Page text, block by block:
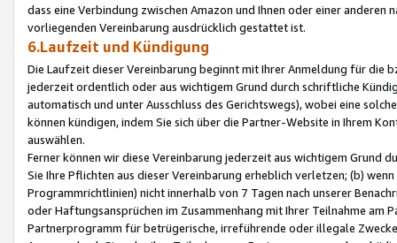
dass eine Verbindung zwischen Amazon und Ihnen oder einer
vorliegenden Vereinbarung ausdrücklich gestattet ist.
6.Laufzeit und Kündigung
Die Laufzeit dieser Vereinbarung beginnt mit Ihrer Anmeldung für die
jederzeit ordentlich oder aus wichtigem Grund durch schriftliche
automatisch und unter Ausschluss des Gerichtswegs), wobei eine
können kündigen, indem Sie sich über die Partner-Website in Ihrem
auswählen.
Ferner können wir diese Vereinbarung jederzeit aus wichtigem Grund
Sie Ihre Pflichten aus dieser Vereinbarung erheblich verletzen; (b)
Programmrichtlinien) nicht innerhalb von 7 Tagen nach unserer
oder Haftungsansprüchen im Zusammenhang mit Ihrer Teilnahme am
Partnerprogramm für betrügerische, irreführende oder illegale